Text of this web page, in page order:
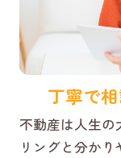
丁寧で
不動産は人生の
リングと分か